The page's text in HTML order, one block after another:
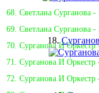
68. Светлана Сурганова
69. Светлана Сурганова -
70. Сурганова И
71. Сурганова И
72. Сурганова И
18.